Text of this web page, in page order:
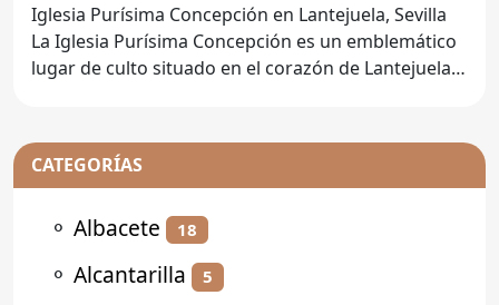
Iglesia Purísima Concepción en Lantejuela, Sevilla
La Iglesia Purísima Concepción es un emblemático
lugar de culto situado en el corazón de Lantejuela,
CATEGORÍAS
⚬ Albacete 18
⚬ Alcantarilla 5